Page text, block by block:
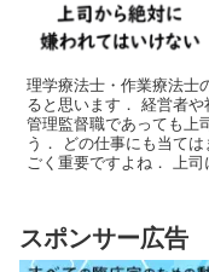
理学療法士・作業療法士
ると思います． 経営者
管理監督職であっても上
う． どの仕事にも当て
ごく重要ですよね． 上
スポンサー広告